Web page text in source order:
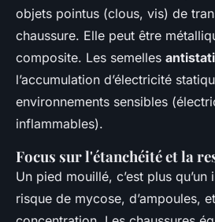
objets pointus (clous, vis) de
chaussure. Elle peut être
composite. Les semelles
l’accumulation d’électricité
environnements sensibles
inflammables).
Focus sur l'étanchéité et la
Un pied mouillé, c’est plus qu’un
risque de mycose, d’ampoules,